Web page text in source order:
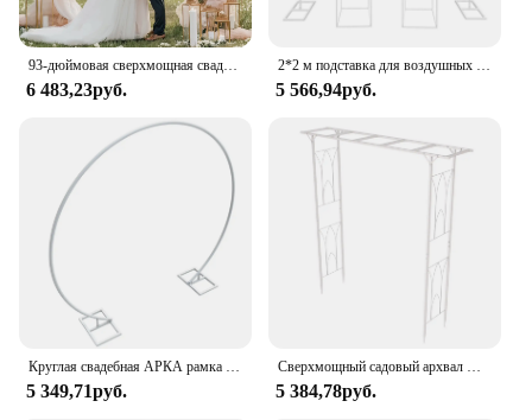
6 483,23руб. 5 566,94руб.
Круглая свадебная АРКА рамка круг цветок Шар АРКА декорация для заднего фона на день рождения вечерние рождественские мероприятия
5 349,71руб.
Сверхмощный садовый архвал Arbor Trellis альпинистское растение Свадебная вечеринка стойка для фона свода
5 384,78руб.